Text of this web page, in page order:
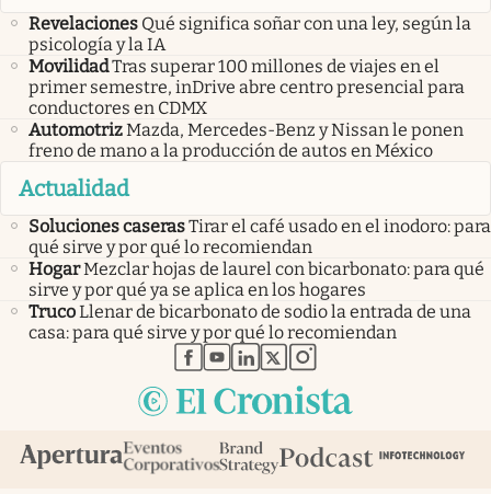
Revelaciones Qué significa soñar con una ley, según la
psicología y la IA
MovilidadTras superar 100 millones de viajes en el
primer semestre, inDrive abre centro presencial para
conductores en CDMX
AutomotrizMazda, Mercedes-Benz y Nissan le ponen
freno de mano a la producción de autos en México
Actualidad
Soluciones caserasTirar el café usado en el inodoro: para
qué sirve y por qué lo recomiendan
HogarMezclar hojas de laurel con bicarbonato: para qué
sirve y por qué ya se aplica en los hogares
TrucoLlenar de bicarbonato de sodio la entrada de una
casa: para qué sirve y por qué lo recomiendan
abre en nueva pestaña
abre en nueva pestaña
abre en nueva pestaña
abre en nueva pestaña
abre en nueva pestaña